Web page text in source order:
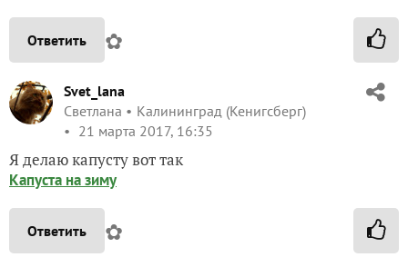
Ответить ✿
Svet_lana
Светлана
Калининград (Кенигсберг)
21 марта 2017, 16:35
Я делаю капусту вот так
Капуста на зиму
Ответить ✿